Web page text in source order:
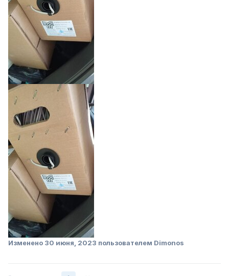
Изменено 30 июня, 2023 пользователем Dimonos